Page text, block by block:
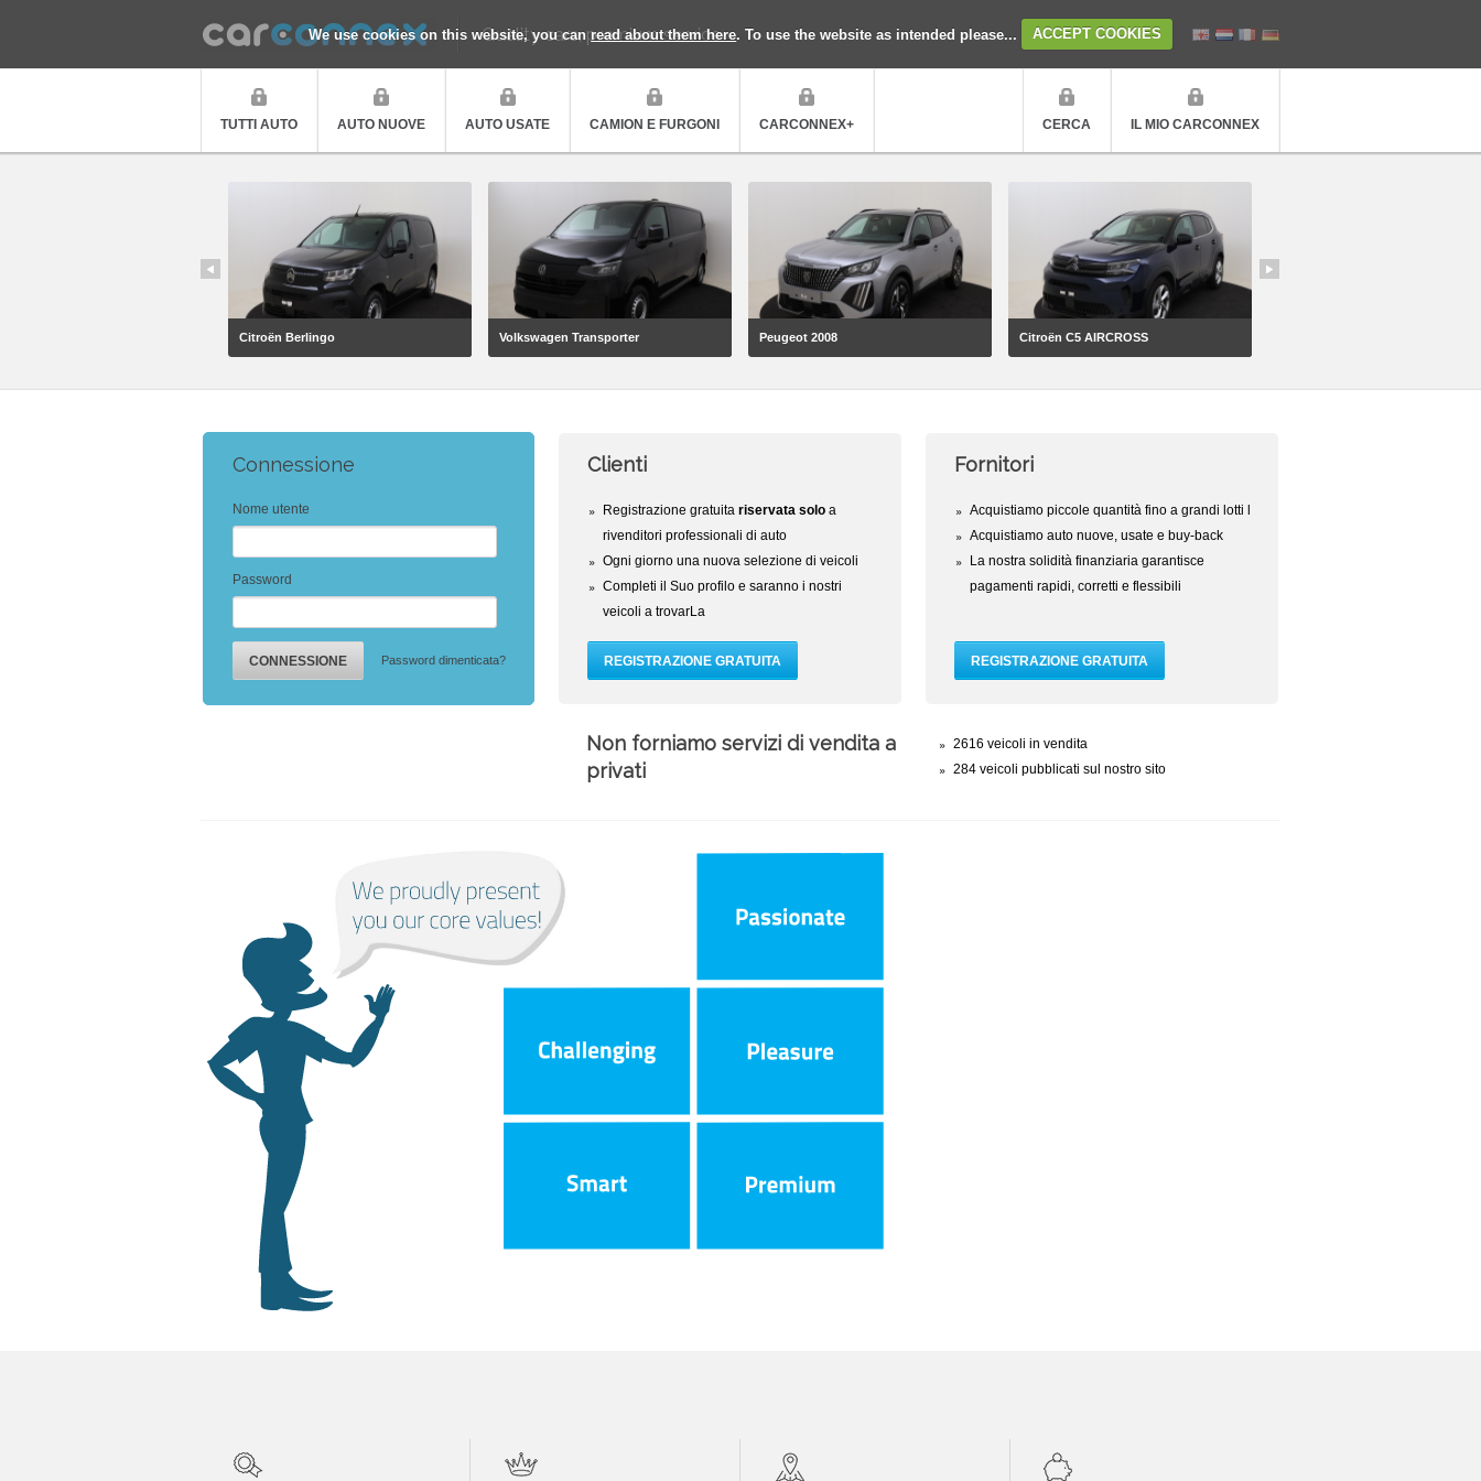
We use cookies on this website, you canread about them here. To use the website as intended please... ACCEPT COOKIES
Quality cars, premium service
TUTTI AUTO AUTO NUOVE AUTO USATE CAMION E FURGONI CARCONNEX+ CERCA IL MIO CARCONNEX
Citroën Berlingo Volkswagen Transporter Peugeot 2008 Citroën C5 AIRCROSS
Connessione
Nome utente
Password
Password dimenticata?
Clienti
Registrazione gratuita riservata solo a
rivenditori professionali di auto
Ogni giorno una nuova selezione di veicoli
Completi il Suo profilo e saranno i nostri
veicoli a trovarLa
Fornitori
Acquistiamo piccole quantità fino a grandi lotti l
Acquistiamo auto nuove, usate e buy-back
La nostra solidità finanziaria garantisce
pagamenti rapidi, corretti e flessibili
Non forniamo servizi di vendita a
privati
2616 veicoli in vendita
284 veicoli pubblicati sul nostro sito